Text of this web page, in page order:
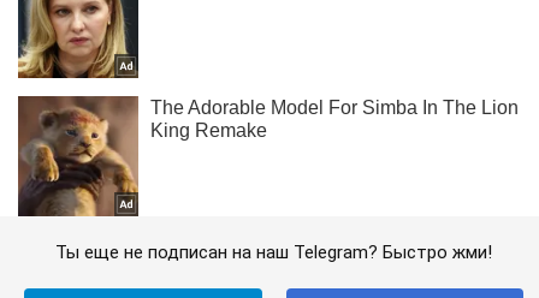
Ты еще не подписан на наш Telegram? Быстро жми!